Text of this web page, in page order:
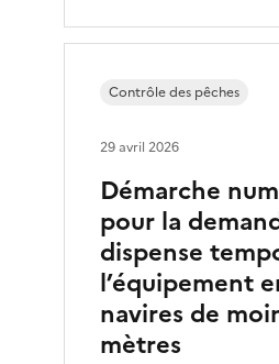
Démarche
pour la
dispense
l’équipement
navires de
mètres
Contrôle des pêches
29 avril 2026